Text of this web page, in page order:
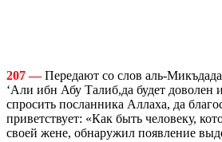
207 —Передают со слов аль-
‘Али ибн Абу Талиб,да будет доволен
спросить посланника Аллаха, да
приветствует: «Как быть человеку,
своей жене, обнаружил появление